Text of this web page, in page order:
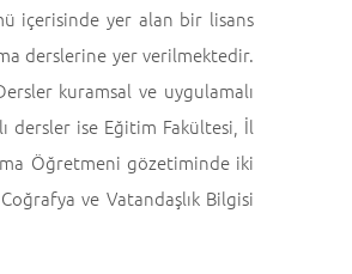
içerisinde yer alan bir lisans
derslerine yer verilmektedir.
kuramsal ve uygulamalı
dersler ise Eğitim Fakültesi, İl
Öğretmeni gözetiminde iki
ve Vatandaşlık Bilgisi